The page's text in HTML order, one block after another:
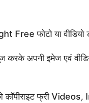
Free फोटो या
करके अपनी इमेज एवं
फ्री